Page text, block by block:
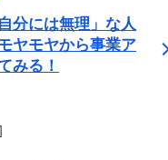
分には無理」な人
ヤモヤから事業ア
みる！